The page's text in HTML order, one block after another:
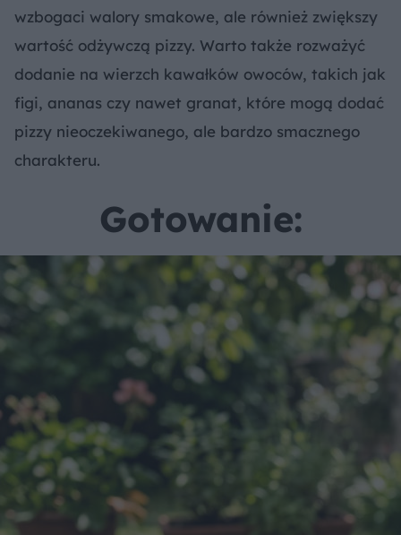
wzbogaci walory smakowe, ale również zwiększy
wartość odżywczą pizzy. Warto także rozważyć
dodanie na wierzch kawałków owoców, takich jak
figi, ananas czy nawet granat, które mogą dodać
pizzy nieoczekiwanego, ale bardzo smacznego
charakteru.
Gotowanie: